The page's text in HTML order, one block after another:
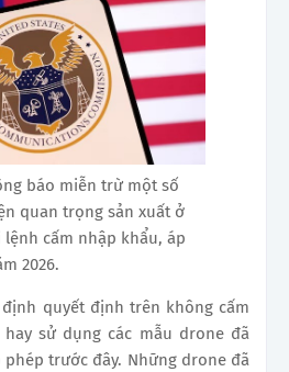
báo miễn trừ một số
quan trọng sản xuất ở
cấm nhập khẩu, áp
2026.
định quyết định trên không cấm
sử dụng các mẫu drone đã
phép trước đây. Những drone đã